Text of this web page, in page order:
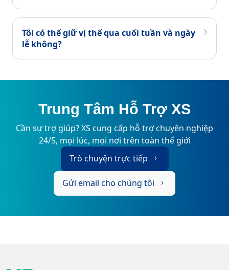
Tôi có thể giữ vị thế qua cuối tuần và ngày
lễ không?
Trung Tâm Hỗ Trợ XS
Cần sự trợ giúp? XS cung cấp hỗ trợ chuyên nghiệp
24/5, mọi lúc, mọi nơi trên toàn thế giới
Trò chuyện trực tiếp
Gửi email cho chúng tôi